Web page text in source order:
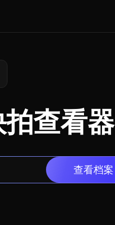
查看器
查看档案